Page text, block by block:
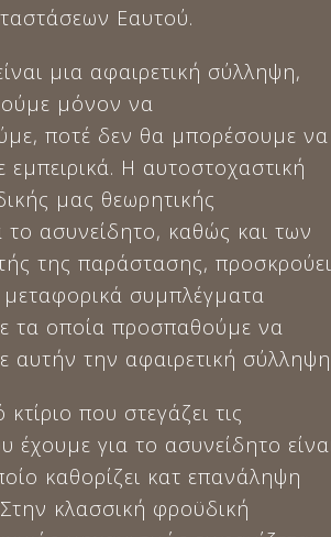
Εαυτού.
μια αφαιρετική σύλληψη,
μόνον να
ποτέ δεν θα μπορέσουμε να
Η αυτοστοχαστική
μας θεωρητικής
ασυνείδητο, καθώς και των
της παράστασης, προσκρούει
συμπλέγματα
τα οποία προσπαθούμε να
αυτήν την αφαιρετική
που στεγάζει τις
έχουμε για το ασυνείδητο
καθορίζει κατ επανάληψη
κλασσική φροϋδική